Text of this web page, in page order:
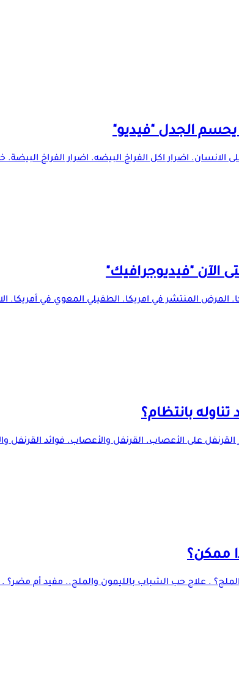
يحسم الجدل "فيديو"
الانسان. اضرار اكل الفراخ البيضه. اضرار الفراخ البيضة.
الآن "فيديوجرافيك"
المنتشر في امريكا. الطفيلي المعوي في أمريكا.
بانتظام؟
القرنفل على الأعصاب. القرنفل والأعصاب. فوائد
ممكن؟
. علاج حب الشباب بالليمون والملح.. مفيد أم